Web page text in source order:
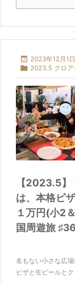
 2023年12月1日
 2023.5 クロア
【2023.5
は、本格ピ
１万円(小2
国周遊旅
名もない小さな広
ピザと生ビールと